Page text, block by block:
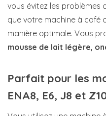
vous évitez les problèmes
que votre machine à café
manière optimale. Vous
mousse de lait légère,
Parfait pour les
ENA8, E6, J8 et